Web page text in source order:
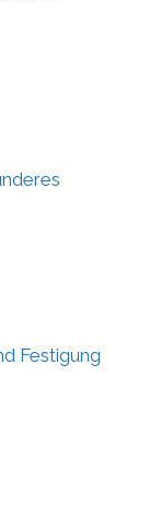
Festigung